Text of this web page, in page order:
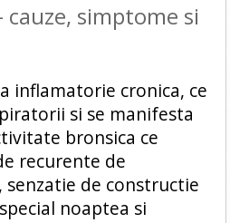
simptome si
inflamatorie cronica, ce
si se manifesta
bronsica ce
recurente de
senzatie de constructie
noaptea si